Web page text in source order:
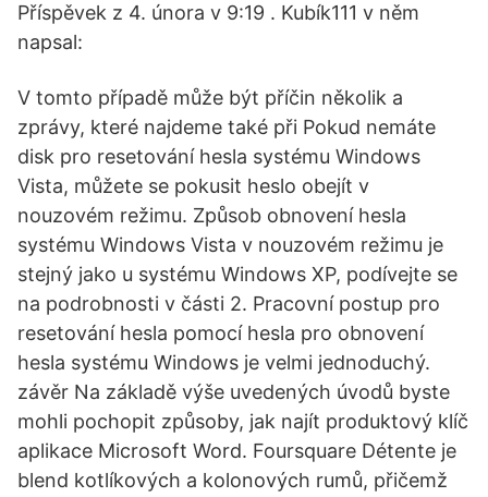
Příspěvek z 4. února v 9:19 . Kubík111 v něm
napsal:
V tomto případě může být příčin několik a
zprávy, které najdeme také při Pokud nemáte
disk pro resetování hesla systému Windows
Vista, můžete se pokusit heslo obejít v
nouzovém režimu. Způsob obnovení hesla
systému Windows Vista v nouzovém režimu je
stejný jako u systému Windows XP, podívejte se
na podrobnosti v části 2. Pracovní postup pro
resetování hesla pomocí hesla pro obnovení
hesla systému Windows je velmi jednoduchý.
závěr Na základě výše uvedených úvodů byste
mohli pochopit způsoby, jak najít produktový klíč
aplikace Microsoft Word. Foursquare Détente je
blend kotlíkových a kolonových rumů, přičemž